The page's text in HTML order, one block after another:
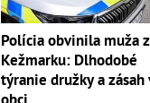
Polícia obvinila muža z
Kežmarku: Dlhodobé
týranie družky a zásah